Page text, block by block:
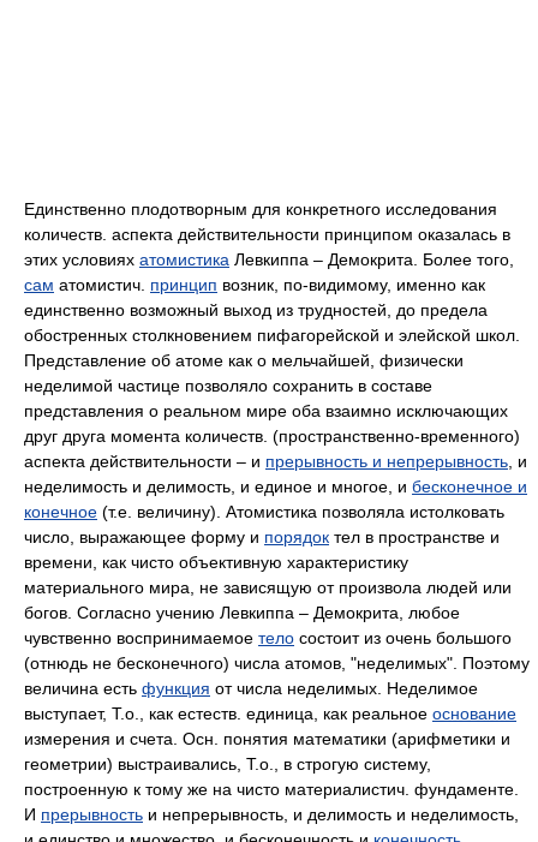
Единственно плодотворным для конкретного исследования
количеств. аспекта действительности принципом оказалась в
этих условиях атомистика Левкиппа – Демокрита. Более того,
сам атомистич. принцип возник, по-видимому, именно как
единственно возможный выход из трудностей, до предела
обостренных столкновением пифагорейской и элейской школ.
Представление об атоме как о мельчайшей, физически
неделимой частице позволяло сохранить в составе
представления о реальном мире оба взаимно исключающих
друг друга момента количеств. (пространственно-временного)
аспекта действительности – и прерывность и непрерывность , и
неделимость и делимость, и единое и многое, и бесконечное и
конечное (т.е. величину). Атомистика позволяла истолковать
число, выражающее форму и порядок тел в пространстве и
времени, как чисто объективную характеристику
материального мира, не зависящую от произвола людей или
богов. Согласно учению Левкиппа – Демокрита, любое
чувственно воспринимаемое тело состоит из очень большого
(отнюдь не бесконечного) числа атомов, "неделимых". Поэтому
величина есть функция от числа неделимых. Неделимое
выступает, Т.о., как естеств. единица, как реальное основание
измерения и счета. Осн. понятия математики (арифметики и
геометрии) выстраивались, Т.о., в строгую систему,
построенную к тому же на чисто материалистич. фундаменте.
И прерывность и непрерывность, и делимость и неделимость,